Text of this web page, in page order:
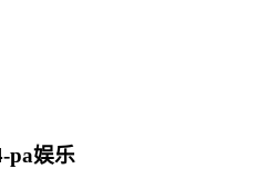
pa娱乐